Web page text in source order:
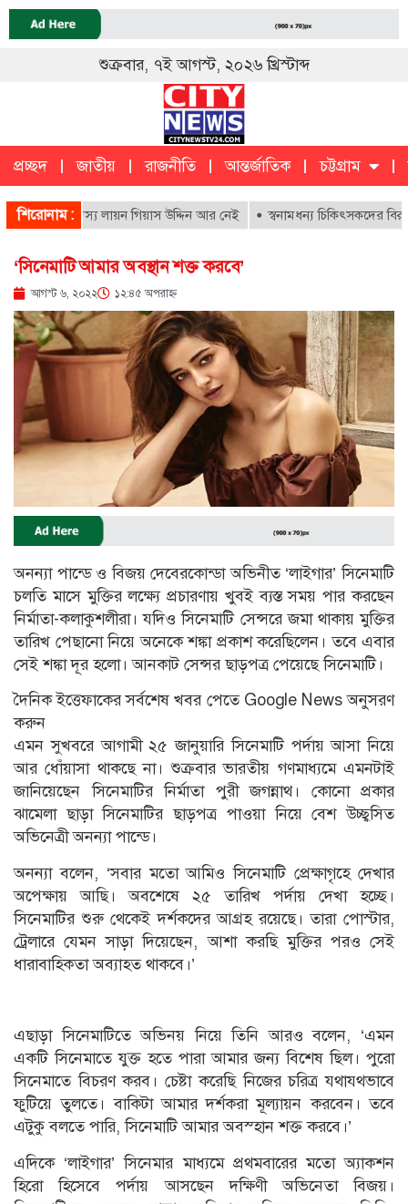
শুক্রবার, ৭ই আগস্ট, ২০২৬ খ্রিস্টাব্দ
প্রচ্ছদ জাতীয় রাজনীতি আন্তর্জাতিক চট্টগ্রাম
চট্টগ্রাম
শিরোনাম :
আজীবন সদস্য লায়ন গিয়াস উদ্দিন আর নেই স্বনামধন্য চিকিৎসকদের
‘সিনেমাটি আমার অবস্থান শক্ত করবে’
আগস্ট ৬, ২০২২ ১২:৪৫ অপরাহ্ণ
অনন্যা পান্ডে ও বিজয় দেবেরকোন্ডা অভিনীত ‘লাইগার’ সিনেমাটি
চলতি মাসে মুক্তির লক্ষ্যে প্রচারণায় খুবই ব্যস্ত সময় পার করছেন
নির্মাতা-কলাকুশলীরা। যদিও সিনেমাটি সেন্সরে জমা থাকায় মুক্তির
তারিখ পেছানো নিয়ে অনেকে শঙ্কা প্রকাশ করেছিলেন। তবে এবার
সেই শঙ্কা দূর হলো। আনকাট সেন্সর ছাড়পত্র পেয়েছে সিনেমাটি।
দৈনিক ইত্তেফাকের সর্বশেষ খবর পেতে Google News অনুসরণ
করুন
এমন সুখবরে আগামী ২৫ জানুয়ারি সিনেমাটি পর্দায় আসা নিয়ে
আর ধোঁয়াসা থাকছে না। শুক্রবার ভারতীয় গণমাধ্যমে এমনটাই
জানিয়েছেন সিনেমাটির নির্মাতা পুরী জগন্নাথ। কোনো প্রকার
ঝামেলা ছাড়া সিনেমাটির ছাড়পত্র পাওয়া নিয়ে বেশ উচ্ছ্বসিত
অভিনেত্রী অনন্যা পান্ডে।
অনন্যা বলেন, ‘সবার মতো আমিও সিনেমাটি প্রেক্ষাগৃহে দেখার
অপেক্ষায় আছি। অবশেষে ২৫ তারিখ পর্দায় দেখা হচ্ছে।
সিনেমাটির শুরু থেকেই দর্শকদের আগ্রহ রয়েছে। তারা পোস্টার,
ট্রেলারে যেমন সাড়া দিয়েছেন, আশা করছি মুক্তির পরও সেই
ধারাবাহিকতা অব্যাহত থাকবে।’
এছাড়া সিনেমাটিতে অভিনয় নিয়ে তিনি আরও বলেন, ‘এমন
একটি সিনেমাতে যুক্ত হতে পারা আমার জন্য বিশেষ ছিল। পুরো
সিনেমাতে বিচরণ করব। চেষ্টা করেছি নিজের চরিত্র যথাযথভাবে
ফুটিয়ে তুলতে। বাকিটা আমার দর্শকরা মূল্যায়ন করবেন। তবে
এটুকু বলতে পারি, সিনেমাটি আমার অবস্হান শক্ত করবে।’
এদিকে ‘লাইগার’ সিনেমার মাধ্যমে প্রথমবারের মতো অ্যাকশন
হিরো হিসেবে পর্দায় আসছেন দক্ষিণী অভিনেতা বিজয়।